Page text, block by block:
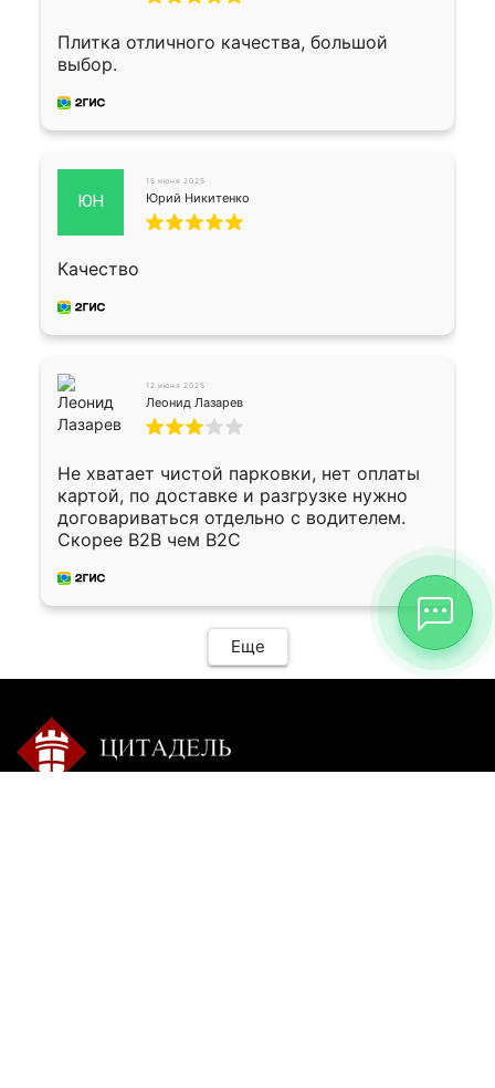
Плитка отличного качества, большой
выбор.
ЮН
15 июня 2025
Юрий Никитенко
Качество
12 июня 2025
Леонид Лазарев
Не хватает чистой парковки, нет оплаты
картой, по доставке и разгрузке нужно
договариваться отдельно с водителем.
Скорее B2B чем B2C
Еще